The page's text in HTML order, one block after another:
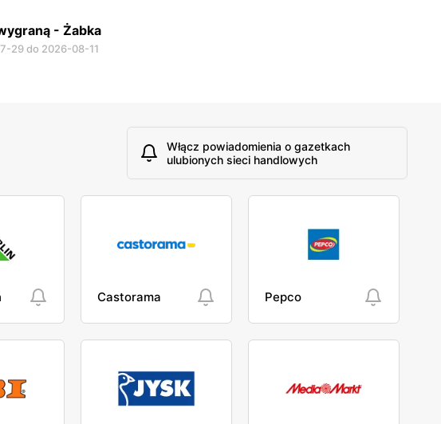
- Żabka
29 do 2026-08-11
Włącz powiadomienia o gazetkach
ulubionych sieci handlowych
Castorama Pepco